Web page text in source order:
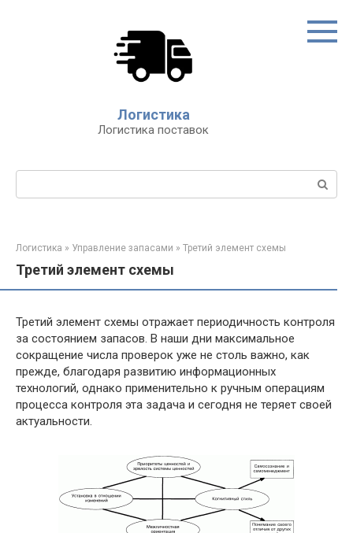
Логистика
Логистика поставок
Поиск:
Логистика » Управление запасами » Третий элемент схемы
Третий элемент схемы
Третий элемент схемы отражает периодичность контроля
за состоянием запасов. В наши дни максимальное
сокращение числа проверок уже не столь важно, как
прежде, благодаря развитию информационных
технологий, однако применительно к ручным операциям
процесса контроля эта задача и сегодня не теряет своей
актуальности.